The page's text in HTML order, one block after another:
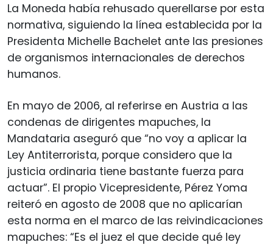
La Moneda había rehusado querellarse por esta
normativa, siguiendo la línea establecida por la
Presidenta Michelle Bachelet ante las presiones
de organismos internacionales de derechos
humanos.
En mayo de 2006, al referirse en Austria a las
condenas de dirigentes mapuches, la
Mandataria aseguró que “no voy a aplicar la
Ley Antiterrorista, porque considero que la
justicia ordinaria tiene bastante fuerza para
actuar”. El propio Vicepresidente, Pérez Yoma
reiteró en agosto de 2008 que no aplicarían
esta norma en el marco de las reivindicaciones
mapuches: “Es el juez el que decide qué ley